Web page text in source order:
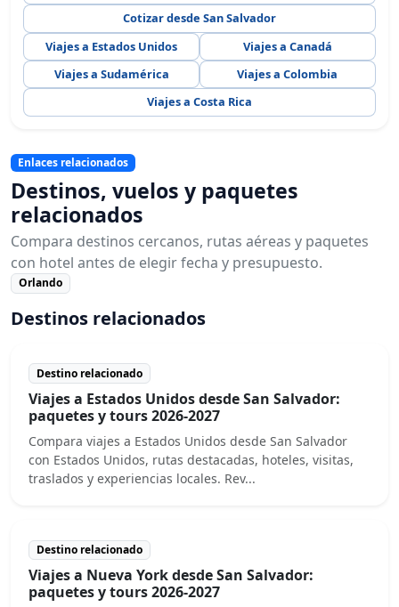
Cotizar desde San Salvador
Viajes a Estados Unidos
Viajes a Canadá
Viajes a Sudamérica
Viajes a Colombia
Viajes a Costa Rica
Enlaces relacionados
Destinos, vuelos y paquetes
relacionados
Compara destinos cercanos, rutas aéreas y paquetes
con hotel antes de elegir fecha y presupuesto.
Orlando
Destinos relacionados
Destino relacionado
Viajes a Estados Unidos desde San Salvador:
paquetes y tours 2026-2027
Compara viajes a Estados Unidos desde San Salvador
con Estados Unidos, rutas destacadas, hoteles, visitas,
traslados y experiencias locales. Rev...
Destino relacionado
Viajes a Nueva York desde San Salvador:
paquetes y tours 2026-2027